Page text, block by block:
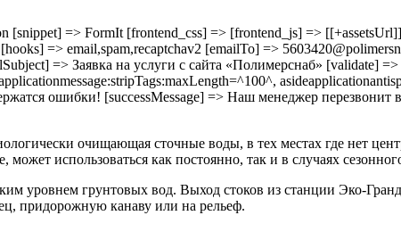
[snippet] => FormIt [frontend_css] => [frontend_js] =>
=> email,spam,recaptchav2 [emailTo] =>
=> Заявка на услуги с сайта «Полимерснаб» [validate] =>
ошибки! [successMessage] => Наш менеджер перезвонит
очищающая сточные воды, в тех местах где нет
может использоваться как постоянно, так и в случаях
уровнем грунтовых вод. Выход стоков из станции Эко-
придорожную канаву или на рельеф.